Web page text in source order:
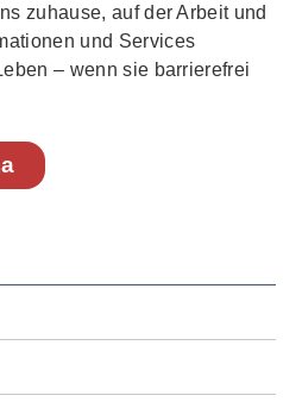
zuhause, auf der Arbeit und
und Services
– wenn sie barrierefrei